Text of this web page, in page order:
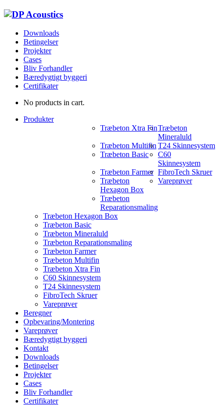
Downloads
Betingelser
Projekter
Cases
Bliv Forhandler
Bæredygtigt byggeri
Certifikater
No products in cart.
Produkter
Træbeton
Hexagon Box
Træbeton
Mineraluld
Træbeton
Reparationsmaling
Træbeton Basic
Træbeton Farmer
Træbeton Multifin
Træbeton Xtra Fin
C60
Skinnesystem
T24 Skinnesystem
FibroTech Skruer
Vareprøver
Træbeton Hexagon Box
Træbeton Basic
Træbeton Mineraluld
Træbeton Reparationsmaling
Træbeton Farmer
Træbeton Multifin
Træbeton Xtra Fin
C60 Skinnesystem
T24 Skinnesystem
FibroTech Skruer
Vareprøver
Beregner
Opbevaring/Montering
Vareprøver
Bæredygtigt byggeri
Kontakt
Downloads
Betingelser
Projekter
Cases
Bliv Forhandler
Certifikater